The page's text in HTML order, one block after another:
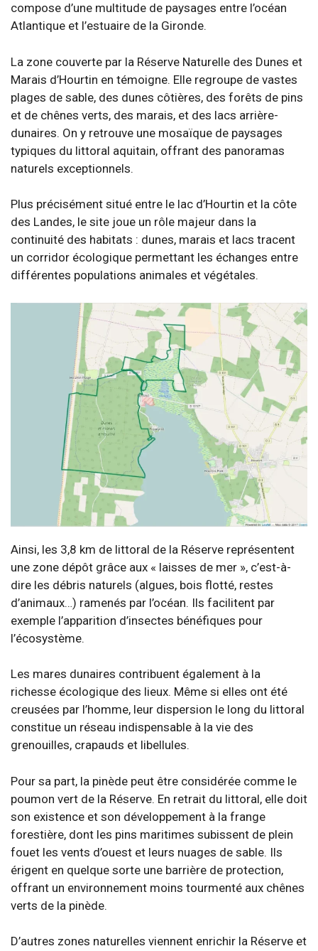
compose d’une multitude de paysages entre l’océan
Atlantique et l’estuaire de la Gironde.
La zone couverte par la Réserve Naturelle des Dunes et
Marais d’Hourtin en témoigne. Elle regroupe de vastes
plages de sable, des dunes côtières, des forêts de pins
et de chênes verts, des marais, et des lacs arrière-
dunaires. On y retrouve une mosaïque de paysages
typiques du littoral aquitain, offrant des panoramas
naturels exceptionnels.
Plus précisément situé entre le lac d’Hourtin et la côte
des Landes, le site joue un rôle majeur dans la
continuité des habitats : dunes, marais et lacs tracent
un corridor écologique permettant les échanges entre
différentes populations animales et végétales.
Ainsi, les 3,8 km de littoral de la Réserve représentent
une zone dépôt grâce aux « laisses de mer », c’est-à-
dire les débris naturels (algues, bois flotté, restes
d’animaux…) ramenés par l’océan. Ils facilitent par
exemple l’apparition d’insectes bénéfiques pour
l’écosystème.
Les mares dunaires contribuent également à la
richesse écologique des lieux. Même si elles ont été
creusées par l’homme, leur dispersion le long du littoral
constitue un réseau indispensable à la vie des
grenouilles, crapauds et libellules.
Pour sa part, la pinède peut être considérée comme le
poumon vert de la Réserve. En retrait du littoral, elle doit
son existence et son développement à la frange
forestière, dont les pins maritimes subissent de plein
fouet les vents d’ouest et leurs nuages de sable. Ils
érigent en quelque sorte une barrière de protection,
offrant un environnement moins tourmenté aux chênes
verts de la pinède.
D’autres zones naturelles viennent enrichir la Réserve et